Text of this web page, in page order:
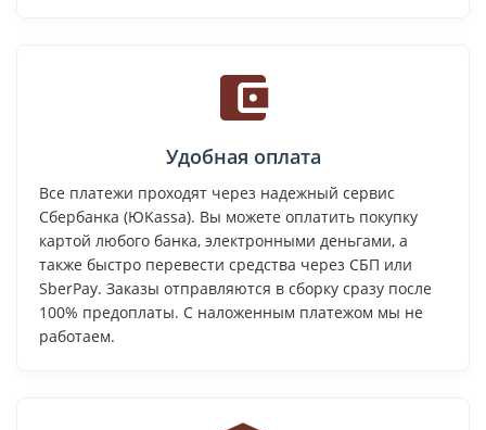
Удобная оплата
Все платежи проходят через надежный сервис
Сбербанка (ЮKassa). Вы можете оплатить покупку
картой любого банка, электронными деньгами, а
также быстро перевести средства через СБП или
SberPay. Заказы отправляются в сборку сразу после
100% предоплаты. С наложенным платежом мы не
работаем.